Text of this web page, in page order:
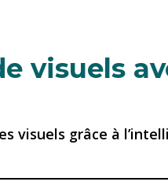
visuels
visuels grâce à